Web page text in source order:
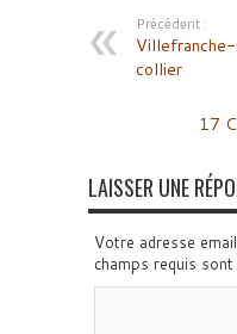
Précédent :
collier
17
LAISSER UNE
Votre adresse
champs requis